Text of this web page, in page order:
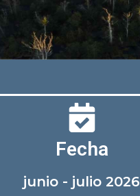
Fecha
junio - julio 2026